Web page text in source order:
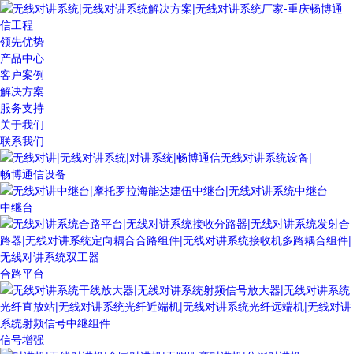
领先优势
产品中心
客户案例
解决方案
服务支持
关于我们
联系我们
畅博通信设备
中继台
合路平台
信号增强